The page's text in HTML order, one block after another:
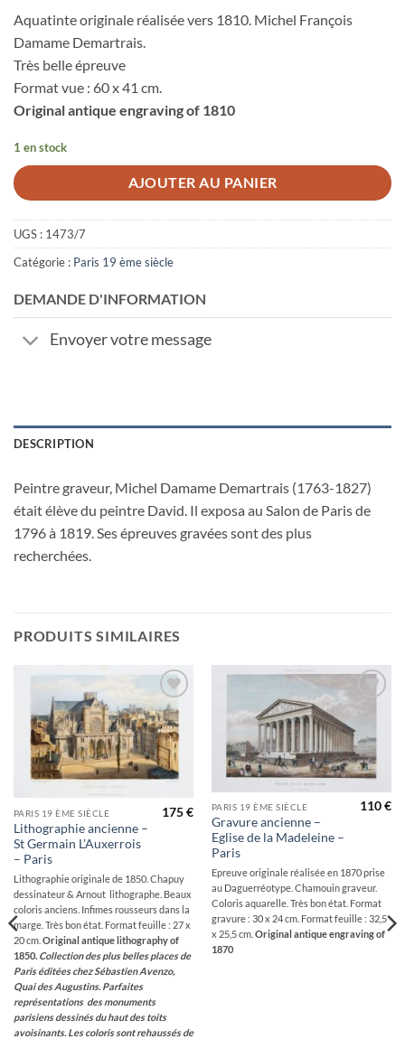
Aquatinte originale réalisée vers 1810. Michel François
Damame Demartrais.
Très belle épreuve
Format vue : 60 x 41 cm.
Original antique engraving of 1810
1 en stock
AJOUTER AU PANIER
UGS : 1473/7
Catégorie : Paris 19 ème siècle
DEMANDE D'INFORMATION
Envoyer votre message
DESCRIPTION
Peintre graveur, Michel Damame Demartrais (1763-1827)
était élève du peintre David. Il exposa au Salon de Paris de
1796 à 1819. Ses épreuves gravées sont des plus
recherchées.
PRODUITS SIMILAIRES
Ajouter
à la
wishlist
PARIS 19 ÈME SIÈCLE
Lithographie ancienne –
St Germain L’Auxerrois
– Paris
175€
Lithographie originale de 1850. Chapuy
dessinateur & Arnout lithographe. Beaux
coloris anciens. Infimes rousseurs dans la
marge. Très bon état. Format feuille : 27 x
20 cm. Original antique lithography of
1850. Collection des plus belles places de
Paris éditées chez Sébastien Avenzo,
Quai des Augustins. Parfaites
représentations des monuments
parisiens dessinés du haut des toits
avoisinants. Les coloris sont rehaussés de
wishlist
PARIS 19 ÈME SIÈCLE
Gravure ancienne –
Eglise de la Madeleine –
Paris
110€
Epreuve originale réalisée en 1870 prise
au Daguerréotype. Chamouin graveur.
Coloris aquarelle. Très bon état. Format
gravure : 30 x 24 cm. Format feuille : 32,5
x 25,5 cm. Original antique engraving of
1870